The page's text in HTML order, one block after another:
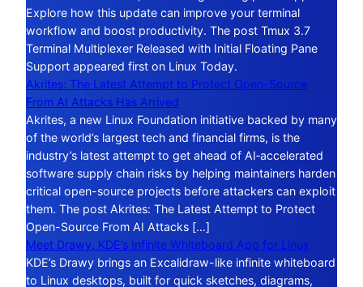
Explore how this update can improve your terminal
workflow and boost productivity. The post Tmux 3.7
Terminal Multiplexer Released with Initial Floating Pane
Support appeared first on Linux Today.
Akrites: The Latest Attempt to Protect Open-Source
From AI Attacks Has Arrived
Akrites, a new Linux Foundation initiative backed by many
of the world’s largest tech and financial firms, is the
industry’s latest attempt to get ahead of AI‑accelerated
software supply chain risks by helping maintainers harden
critical open-source projects before attackers can exploit
them. The post Akrites: The Latest Attempt to Protect
Open-Source From AI Attacks […]
Meet Drawy, KDE’s Infinite Whiteboard App for Linux
KDE’s Drawy brings an Excalidraw-like infinite whiteboard
to Linux desktops, built for quick sketches, diagrams,